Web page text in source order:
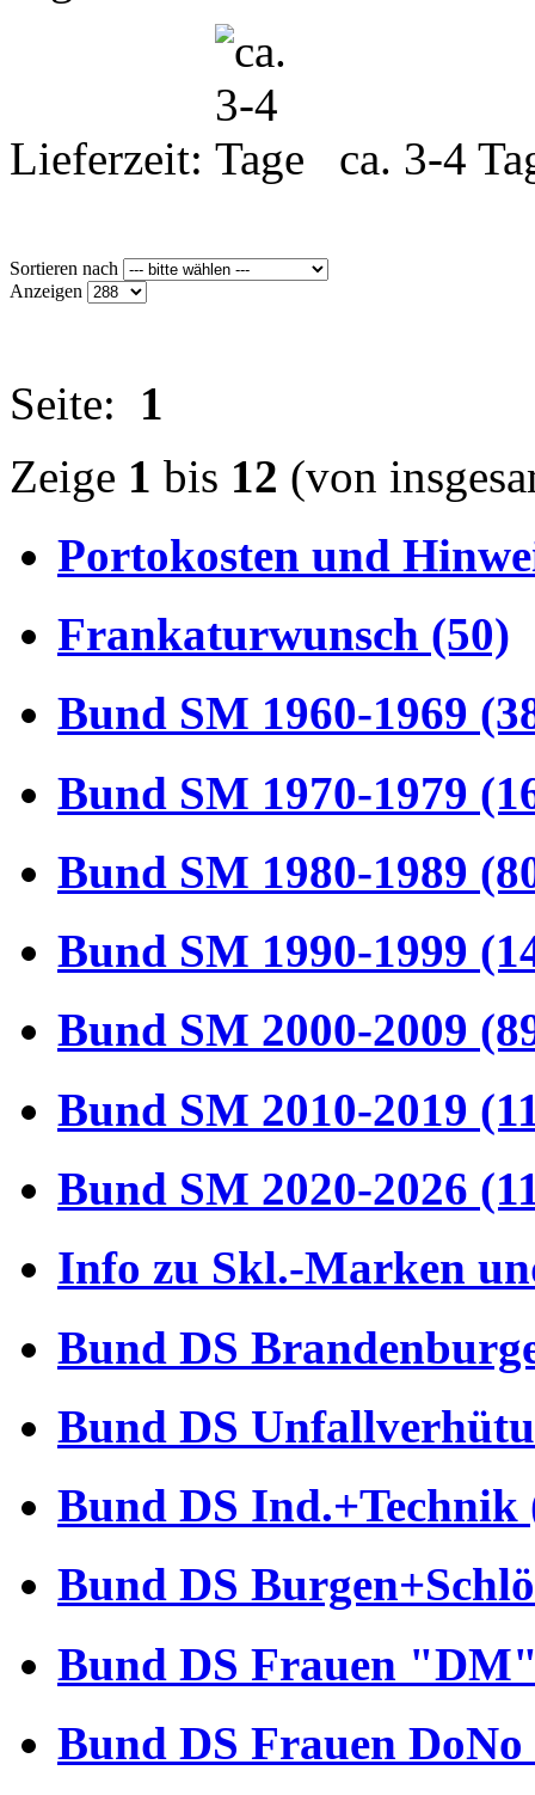
Lieferzeit: ca. 3-4
Sortieren nach
Anzeigen
Seite: 1
Zeige 1 bis 12 (von
Portokosten und
Frankaturwunsch (50)
Bund SM 1960-1969
Bund SM 1970-1979
Bund SM 1980-1989
Bund SM 1990-1999
Bund SM 2000-2009
Bund SM 2010-2019
Bund SM 2020-2026
Info zu Skl.-Marken
Bund DS
Bund DS
Bund DS Ind.+Technik
Bund DS
Bund DS Frauen
Bund DS Frauen